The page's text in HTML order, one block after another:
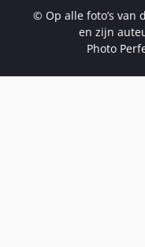
© Op alle foto’s van
en zijn
Photo